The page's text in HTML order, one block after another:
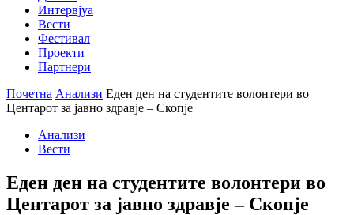
Интервјуа
Вести
Фестивал
Проекти
Партнери
Почетна Анализи Еден ден на студентите волонтери во
Центарот за јавно здравје – Скопје
Анализи
Вести
Еден ден на студентите волонтери во
Центарот за јавно здравје – Скопје